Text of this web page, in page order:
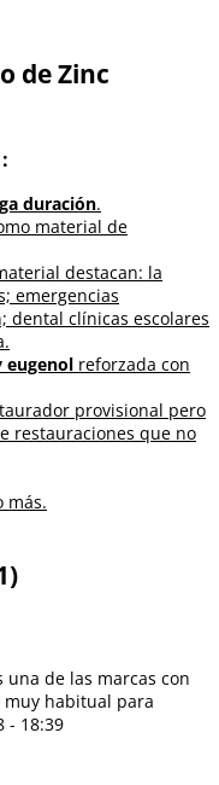
de Zinc
duración.
material de
destacan: la
emergencias
dental clínicas escolares
eugenol reforzada con
provisional pero
restauraciones que no
más.
de las marcas con
muy habitual para
- 18:39